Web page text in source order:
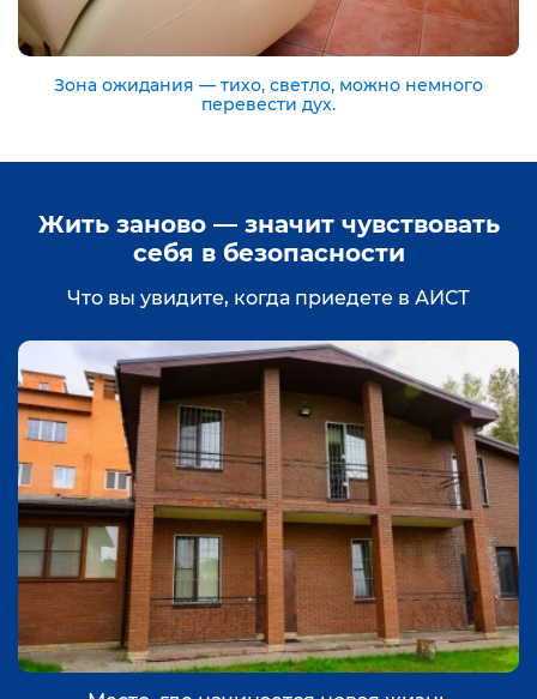
Зона ожидания — тихо, светло, можно немного
перевести дух.
Жить заново — значит чувствовать
себя в безопасности
Что вы увидите, когда приедете в АИСТ